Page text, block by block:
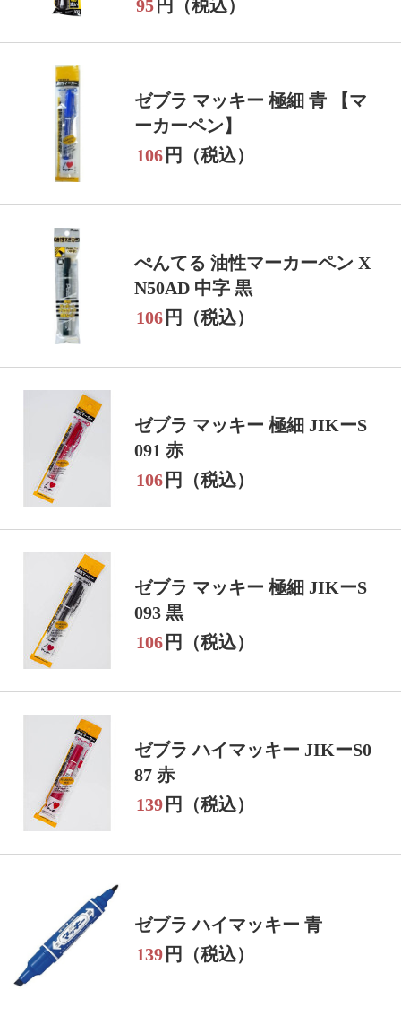
95 円（税込）
ゼブラ マッキー 極細 青 【マ
ーカーペン】
106 円（税込）
ぺんてる 油性マーカーペン X
N50AD 中字 黒
106 円（税込）
ゼブラ マッキー 極細 JIKーS
091 赤
106 円（税込）
ゼブラ マッキー 極細 JIKーS
093 黒
106 円（税込）
ゼブラ ハイマッキー JIKーS0
87 赤
139 円（税込）
ゼブラ ハイマッキー 青
139 円（税込）